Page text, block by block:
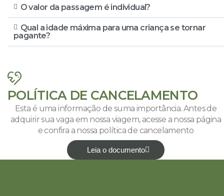
O valor da passagem é individual?
Qual a idade máxima para uma criança se tornar
pagante?
POLÍTICA DE CANCELAMENTO
Esta é uma informação de suma importância. Antes de
adquirir sua vaga em nossa viagem, acesse a nossa página
e confira a nossa política de cancelamento
Leia o documento